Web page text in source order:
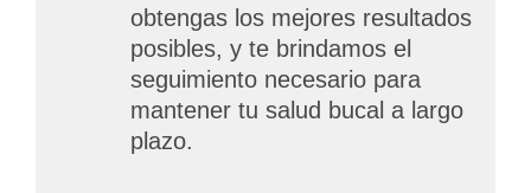
obtengas los mejores resultados
posibles, y te brindamos el
seguimiento necesario para
mantener tu salud bucal a largo
plazo.